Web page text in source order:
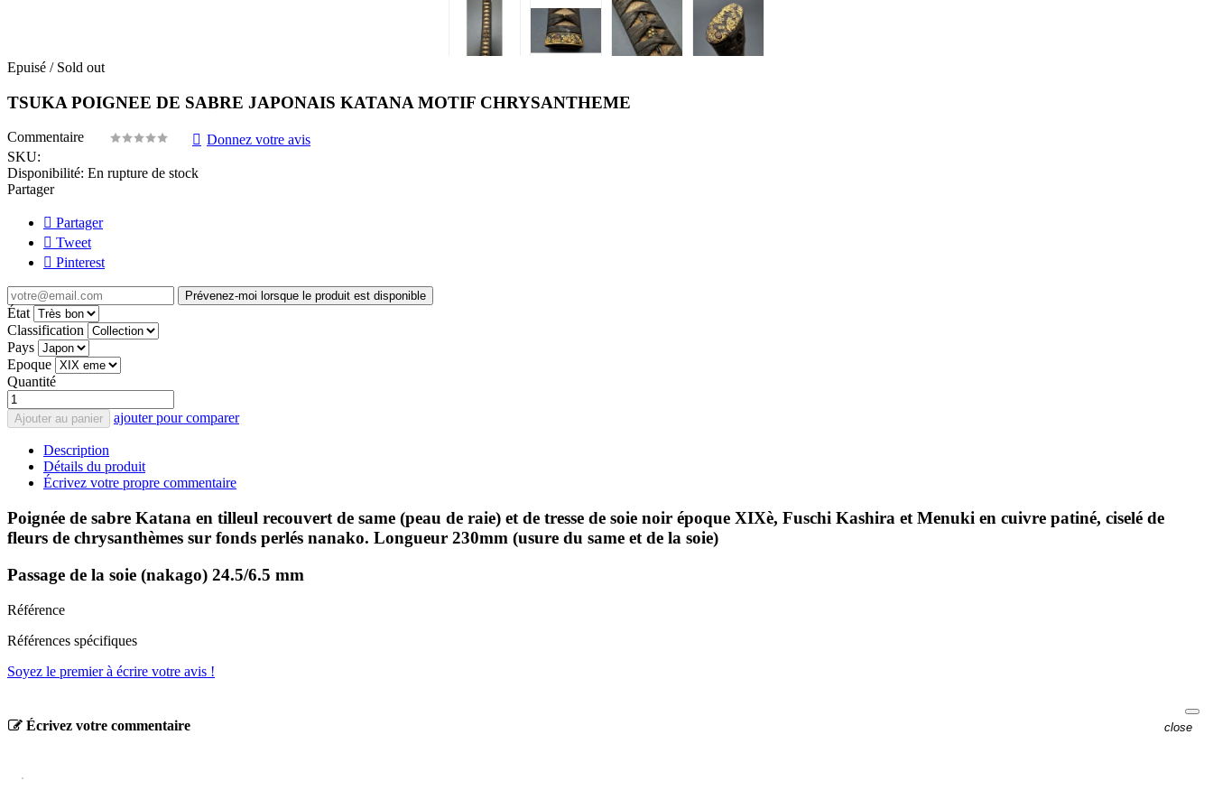
Epuisé / Sold out
TSUKA POIGNEE DE SABRE JAPONAIS KATANA MOTIF CHRYSANTHEME
Commentaire
Donnez votre avis
SKU:
Disponibilité: En rupture de stock
Partager
Partager
Tweet
Pinterest
Prévenez-moi lorsque le produit est disponible
État
Classification
Pays
Epoque
Quantité
Ajouter au panier ajouter pour comparer
Description
Détails du produit
Écrivez votre propre commentaire
Poignée de sabre Katana en tilleul recouvert de same (peau de raie) et de tresse de soie noir époque XIXè, Fuschi Kashira et Menuki en cuivre patiné, ciselé de
fleurs de chrysanthèmes sur fonds perlés nanako. Longueur 230mm (usure du same et de la soie)
Passage de la soie (nakago) 24.5/6.5 mm
Référence
Références spécifiques
Soyez le premier à écrire votre avis !
Écrivez votre commentaire close